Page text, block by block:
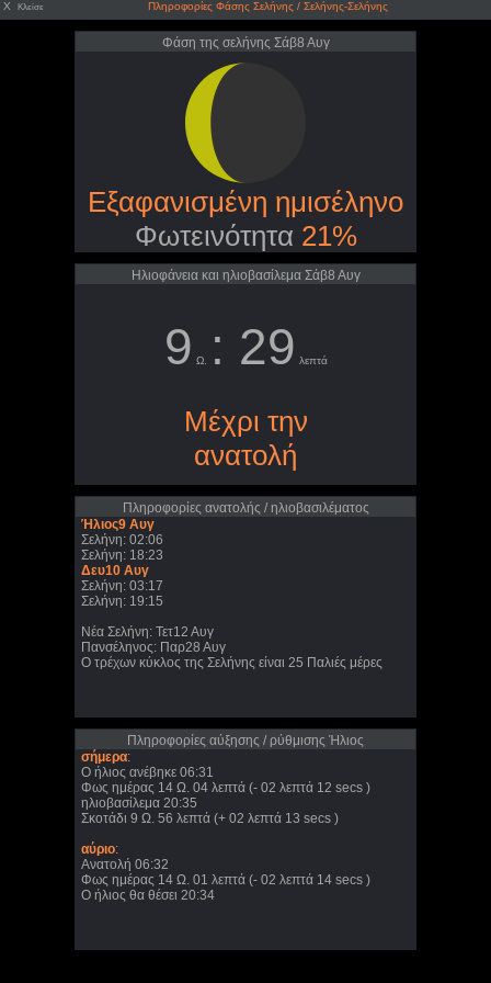
X Κλείσε Πληροφορίες Φάσης Σελήνης / Σελήνης-Σελήνης
Φάση της σελήνης Σάβ8 Αυγ
Εξαφανισμένη ημισέληνο
Φωτεινότητα 21%
Ηλιοφάνεια και ηλιοβασίλεμα Σάβ8 Αυγ
9 Ω. : 29 λεπτά
Μέχρι την
ανατολή
Πληροφορίες ανατολής / ηλιοβασιλέματος
Ήλιος9 Αυγ
Σελήνη: 02:06
Σελήνη: 18:23
Δευ10 Αυγ
Σελήνη: 03:17
Σελήνη: 19:15
Νέα Σελήνη: Τετ12 Αυγ
Πανσέληνος: Παρ28 Αυγ
Ο τρέχων κύκλος της Σελήνης είναι 25 Παλιές μέρες
Πληροφορίες αύξησης / ρύθμισης Ήλιος
σήμερα:
Ο ήλιος ανέβηκε 06:31
Φως ημέρας 14 Ω. 04 λεπτά (- 02 λεπτά 12 secs )
ηλιοβασίλεμα 20:35
Σκοτάδι 9 Ω. 56 λεπτά (+ 02 λεπτά 13 secs )
αύριο:
Ανατολή 06:32
Φως ημέρας 14 Ω. 01 λεπτά (- 02 λεπτά 14 secs )
Ο ήλιος θα θέσει 20:34